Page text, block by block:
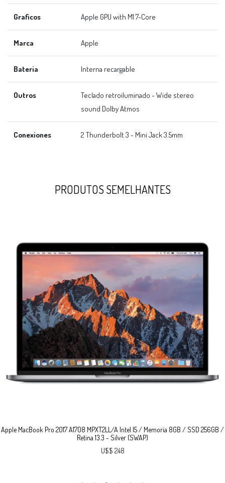
Graficos Apple GPU with M1 7-Core
Marca Apple
Bateria Interna recargable
Outros
Teclado retroiluminado - Wide stereo
sound Dolby Atmos
Conexiones 2 Thunderbolt 3 - Mini Jack 3.5mm
PRODUTOS SEMELHANTES
2017 A1708 MPXT2LL/A Intel I5 / Memoria 8GB / SSD 256GB /
Retina 13.3 - Silver (SWAP)
Apple MacBook